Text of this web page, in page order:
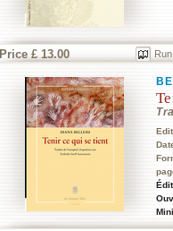
Price £ 13.00